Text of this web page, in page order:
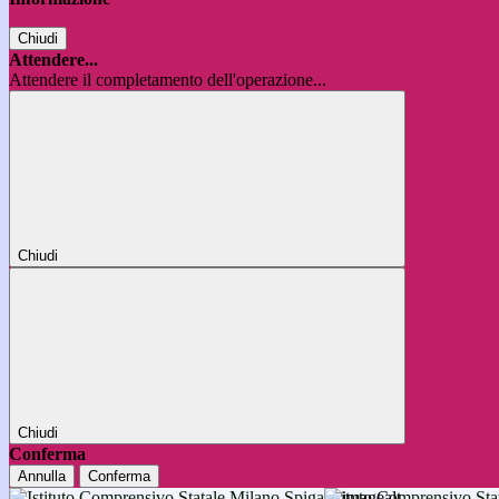
Chiudi
Attendere...
Attendere il completamento dell'operazione...
Chiudi
Chiudi
Conferma
Annulla Conferma